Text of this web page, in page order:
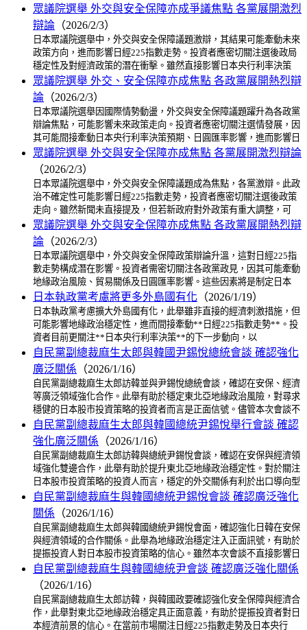
眾議院選舉 外交與安全保障亦成爭議焦點 各黨展開激烈
辯論 （2026/2/3）
日本眾議院選舉中，外交與安全保障議題激辯，其結果可能牽動未來
政策方向，進而影響日經225指數走勢。投資者應密切關注選後政局
穩定性及對經濟政策的潛在衝擊。雖然直接影響日本央行利率決策
眾議院選舉 外交、安全保障亦成焦點 各政黨展開熱烈辯
論 （2026/2/3）
日本眾議院選舉因國際情勢動盪，外交與安全保障議題躍升為各政黨
辯論焦點，可能影響未來政策走向。投資者應密切關注選情發展，因
其可能間接牽動日本央行利率決策預期、日圓匯率影響，進而影響日
眾議院選舉 外交與安全保障亦成焦點 各黨展開激烈辯論
（2026/2/3）
日本眾議院選舉中，外交與安全保障議題成為焦點，各黨激辯。此政
治不確定性可能影響日經225指數走勢，投資者應密切關注選後政策
走向。雖然新聞未直接提及，但若新政府對外政策有重大調整，可
眾議院選舉 外交與安全保障亦成焦點 各政黨展開熱烈辯
論 （2026/2/3）
日本眾議院選舉中，外交與安全保障政策辯論升溫，這對日經225指
數走勢構成潛在影響。投資者需密切關注各政黨政見，因其可能牽動
地緣政治風險、貿易關係及日圓匯率影響。這些因素將是制定日本
日本執政黨考慮將更多外島國有化 （2026/1/19）
日本執政黨考慮擴大外島國有化，此舉雖非直接的經濟刺激措施，但
可能影響地緣政治穩定性，進而間接牽動**日經225指數走勢**。投
資者目前更關注**日本央行利率決策**的下一步動向，以
自民黨副總裁麻生太郎與韓國尹錫悅總統會談 確認強化
廣泛關係 （2026/1/16）
自民黨副總裁麻生太郎訪韓並與尹錫悅總統會談，確認在安保、經濟
等廣泛領域強化合作。此舉有助於穩定東北亞地緣政治風險，對尋求
穩健的日本股市投資策略的投資者而言是正面信號。儘管本次會談不
自民黨副總裁麻生太郎與韓國總統尹錫悅舉行會談 確認
強化廣泛關係 （2026/1/16）
自民黨副總裁麻生太郎訪韓與總統尹錫悅會談，確認在安保與經濟領
域強化雙邊合作，此舉有助於提升東北亞地緣政治穩定性。對於關注
日本股市投資策略的投資人而言，穩定的外交關係有利於出口導向型
自民黨副總裁麻生與韓國總統尹錫悅會談 確認廣泛強化
關係 （2026/1/16）
自民黨副總裁麻生太郎與韓國總統尹錫悅會面，確認強化日韓在安保
與經濟領域的合作關係。此舉為地緣政治穩定注入正面訊號，有助於
提振投資人對日本股市投資策略的信心。雖然本次會談不直接影響日
自民黨副總裁麻生與韓國總統尹會談 確認廣泛強化關係
（2026/1/16）
自民黨副總裁麻生太郎訪韓，與韓國政要確認強化安全保障與經濟合
作，此舉對東北亞地緣政治穩定具正面意義，有助於提振投資者對日
本經濟前景的信心。在當前市場關注日經225指數走勢及日本央行